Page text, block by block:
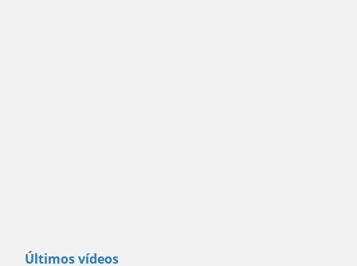
Últimos vídeos